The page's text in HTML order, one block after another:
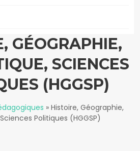
GÉOGRAPHIE,
SCIENCES
(HGGSP)
» Histoire, Géographie,
Politiques (HGGSP)